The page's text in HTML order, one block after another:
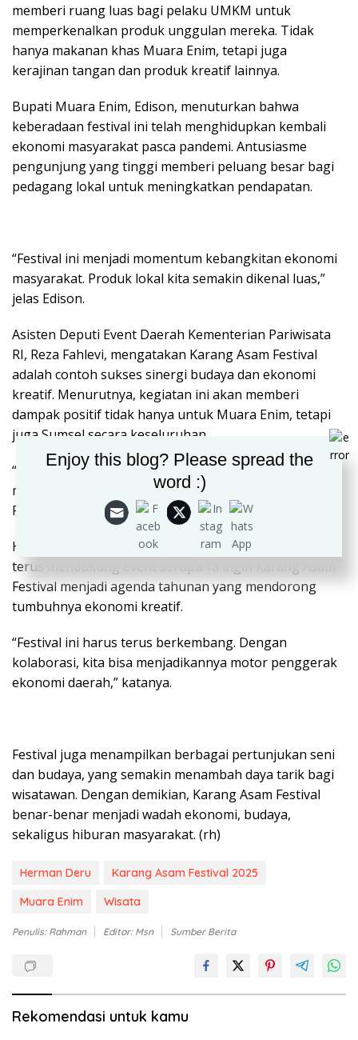
memberi ruang luas bagi pelaku UMKM untuk
memperkenalkan produk unggulan mereka. Tidak
hanya makanan khas Muara Enim, tetapi juga
kerajinan tangan dan produk kreatif lainnya.
Bupati Muara Enim, Edison, menuturkan bahwa
keberadaan festival ini telah menghidupkan kembali
ekonomi masyarakat pasca pandemi. Antusiasme
pengunjung yang tinggi memberi peluang besar bagi
pedagang lokal untuk meningkatkan pendapatan.
“Festival ini menjadi momentum kebangkitan ekonomi
masyarakat. Produk lokal kita semakin dikenal luas,”
jelas Edison.
Asisten Deputi Event Daerah Kementerian Pariwisata
RI, Reza Fahlevi, mengatakan Karang Asam Festival
adalah contoh sukses sinergi budaya dan ekonomi
kreatif. Menurutnya, kegiatan ini akan memberi
dampak positif tidak hanya untuk Muara Enim, tetapi
juga Sumsel secara keseluruhan.
“Event ini memberikan multiplier effect yang luar biasa,
mulai dari UMKM hingga sektor pariwisata,” tegas
Reza.
Herman Deru menegaskan, Pemprov Sumsel akan
terus mendukung event serupa. Ia ingin Karang Asam
Festival menjadi agenda tahunan yang mendorong
tumbuhnya ekonomi kreatif.
“Festival ini harus terus berkembang. Dengan
kolaborasi, kita bisa menjadikannya motor penggerak
ekonomi daerah,” katanya.
Festival juga menampilkan berbagai pertunjukan seni
dan budaya, yang semakin menambah daya tarik bagi
wisatawan. Dengan demikian, Karang Asam Festival
benar-benar menjadi wadah ekonomi, budaya,
sekaligus hiburan masyarakat. (rh)
Herman Deru
Karang Asam Festival 2025
Muara Enim
Wisata
Penulis: Rahman Editor: Msn Sumber Berita
Rekomendasi untuk kamu
Enjoy this blog? Please spread the
word :)